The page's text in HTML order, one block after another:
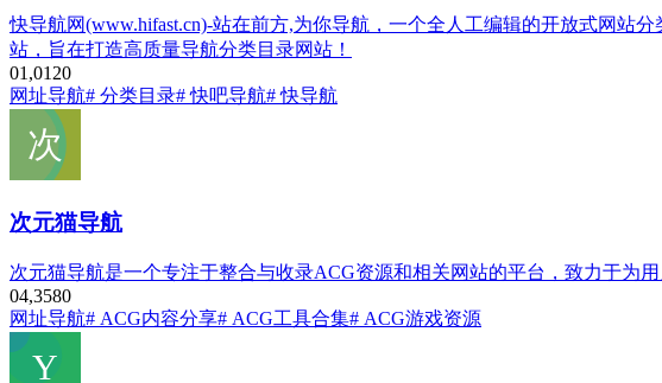
快导航网(www.hifast.cn)-站在前方,为你导航，一个全人工编辑的开放式网站
站，旨在打造高质量导航分类目录网站！
01,0120
网址导航# 分类目录# 快吧导航# 快导航
次元猫导航
次元猫导航是一个专注于整合与收录ACG资源和相关网站的平台，致力于为
04,3580
网址导航# ACG内容分享# ACG工具合集# ACG游戏资源